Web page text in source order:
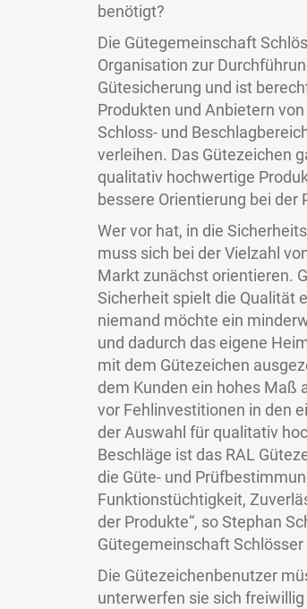
benötigt?
Die Gütegemeinschaft
Organisation zur
Gütesicherung und ist
Produkten und Anbietern
Schloss- und
verleihen. Das Gütezeichen
qualitativ hochwertige
bessere Orientierung bei der
Wer vor hat, in die
muss sich bei der Vielzahl
Markt zunächst orientieren.
Sicherheit spielt die Qualität
niemand möchte ein
und dadurch das eigene
mit dem Gütezeichen
dem Kunden ein hohes Maß
vor Fehlinvestitionen in den
der Auswahl für qualitativ
Beschläge ist das RAL
die Güte- und
Funktionstüchtigkeit,
der Produkte“, so Stephan
Gütegemeinschaft Schlösser
Die Gütezeichenbenutzer
unterwerfen sie sich